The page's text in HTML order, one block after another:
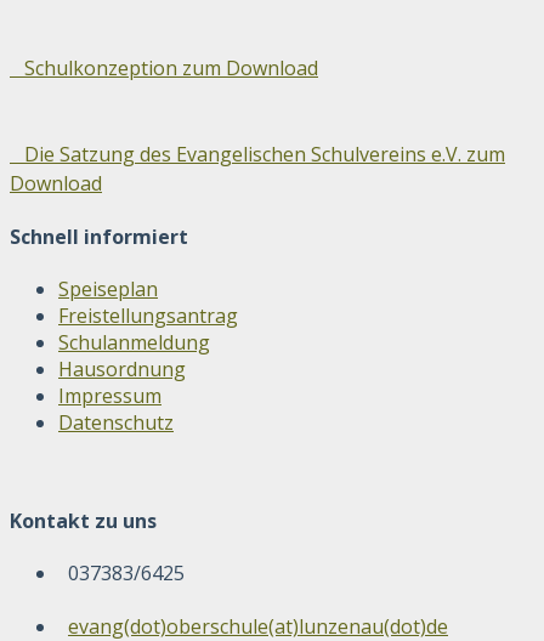
Schulkonzeption zum Download
Die Satzung des Evangelischen Schulvereins e.V. zum
Download
Schnell informiert
Speiseplan
Freistellungsantrag
Schulanmeldung
Hausordnung
Impressum
Datenschutz
Kontakt zu uns
037383/6425
evang(dot)oberschule(at)lunzenau(dot)de